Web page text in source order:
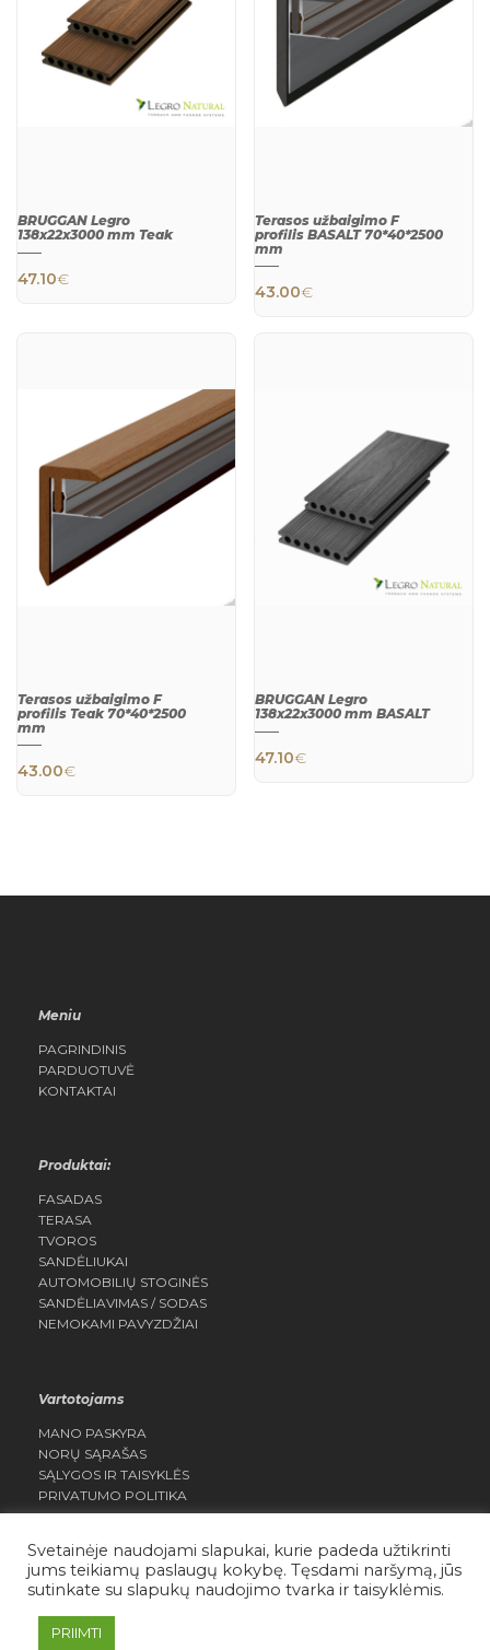
BRUGGAN Legro
138x22x3000 mm Teak
47.10€
Terasos užbaigimo F
profilis BASALT 70*40*2500
mm
43.00€
Terasos užbaigimo F
profilis Teak 70*40*2500
mm
43.00€
BRUGGAN Legro
138x22x3000 mm BASALT
47.10€
Meniu
PAGRINDINIS
PARDUOTUVĖ
KONTAKTAI
Produktai:
FASADAS
TERASA
TVOROS
SANDĖLIUKAI
AUTOMOBILIŲ STOGINĖS
SANDĖLIAVIMAS / SODAS
NEMOKAMI PAVYZDŽIAI
Vartotojams
MANO PASKYRA
NORŲ SĄRAŠAS
SĄLYGOS IR TAISYKLĖS
PRIVATUMO POLITIKA
Svetainėje naudojami slapukai, kurie padeda užtikrinti
jums teikiamų paslaugų kokybę. Tęsdami naršymą, jūs
sutinkate su slapukų naudojimo tvarka ir taisyklėmis.
PRIIMTI